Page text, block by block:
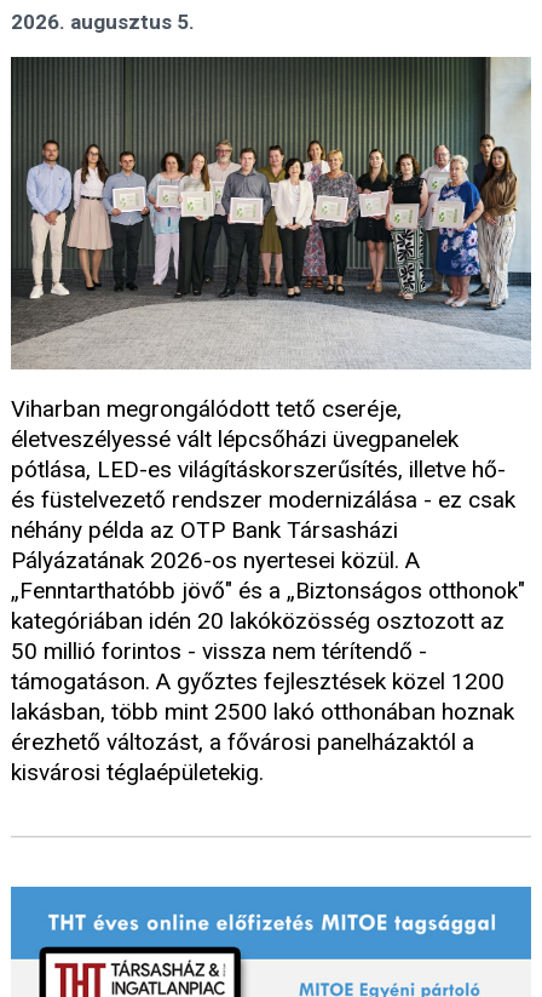
2026. augusztus 5.
Viharban megrongálódott tető cseréje,
életveszélyessé vált lépcsőházi üvegpanelek
pótlása, LED-es világításkorszerűsítés, illetve hő-
és füstelvezető rendszer modernizálása - ez csak
néhány példa az OTP Bank Társasházi
Pályázatának 2026-os nyertesei közül. A
„Fenntarthatóbb jövő" és a „Biztonságos otthonok"
kategóriában idén 20 lakóközösség osztozott az
50 millió forintos - vissza nem térítendő -
támogatáson. A győztes fejlesztések közel 1200
lakásban, több mint 2500 lakó otthonában hoznak
érezhető változást, a fővárosi panelházaktól a
kisvárosi téglaépületekig.